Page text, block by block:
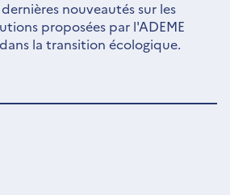
nouveautés sur les
proposées par l'ADEME
la transition écologique.